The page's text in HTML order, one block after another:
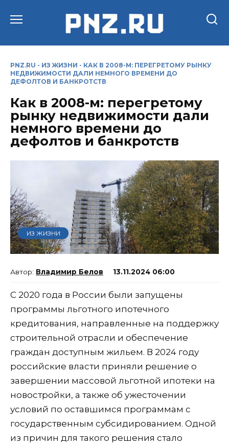
PNZ.RU - ИЗ ЖИЗНИ - КАК В 2008-М: ПЕРЕГРЕТОМУ РЫНКУ
НЕДВИЖИМОСТИ ДАЛИ НЕМНОГО ВРЕМЕНИ ДО
ДЕФОЛТОВ И БАНКРОТСТВ
Как в 2008-м: перегретому
рынку недвижимости дали
немного времени до
дефолтов и банкротств
ИЗ ЖИЗНИ
Владимир Белов 13.11.2024 06:00
С 2020 года в России были запущены
программы льготного ипотечного
кредитования, направленные на поддержку
строительной отрасли и обеспечение
граждан доступным жильем. В 2024 году
российские власти приняли решение о
завершении массовой льготной ипотеки на
новостройки, а также об ужесточении
условий по оставшимся программам с
государственным субсидированием. Одной
из причин для такого решения стало